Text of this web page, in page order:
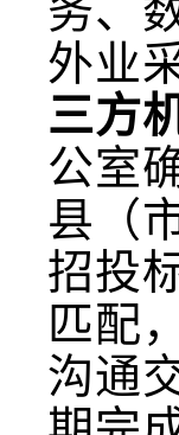
务、
外业
三方
公室
县（
招投
匹配
沟通